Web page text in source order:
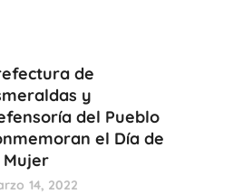
de
y
del Pueblo
el Día de
Mujer
14, 2022